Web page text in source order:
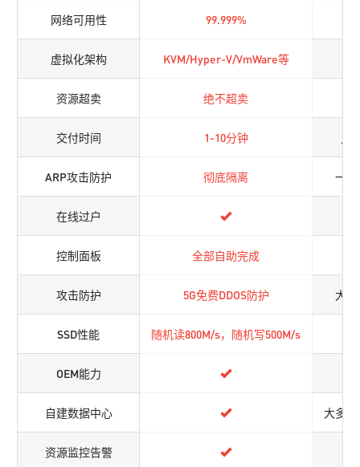
网络可用性 99.999%
虚拟化架构 KVM/Hyper-V/VmWare等
资源超卖 绝不超卖
交付时间 1-10分钟
ARP攻击防护 彻底隔离 一
在线过户
控制面板 全部自助完成
攻击防护 5G免费DDOS防护 大
SSD性能 随机读800M/s，随机写500M/s
OEM能力
自建数据中心 大多
资源监控告警